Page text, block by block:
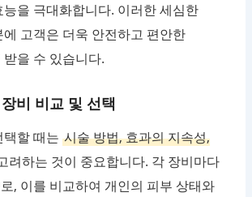
을 극대화합니다. 이러한 세심한
고객은 더욱 안전하고 편안한
을 수 있습니다.
비 비교 및 선택
택할 때는시술 방법, 효과의 지속성,
려하는 것이 중요합니다. 각 장비마다
, 이를 비교하여 개인의 피부 상태와